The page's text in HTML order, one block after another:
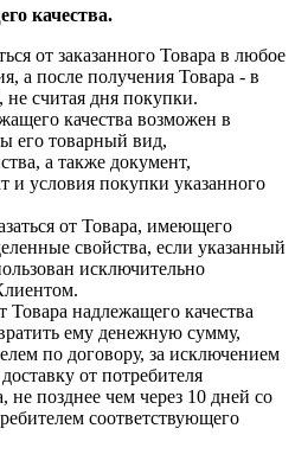
качества.
от заказанного Товара в любое
а после получения Товара - в
считая дня покупки.
качества возможен в
его товарный вид,
а также документ,
условия покупки указанного
от Товара, имеющего
свойства, если указанный
исключительно
Товара надлежащего качества
ему денежную сумму,
по договору, за исключением
от потребителя
не позднее чем через 10 дней со
соответствующего